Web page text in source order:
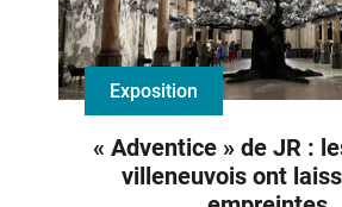
Exposition
« Adventice » de JR :
villeneuvois ont